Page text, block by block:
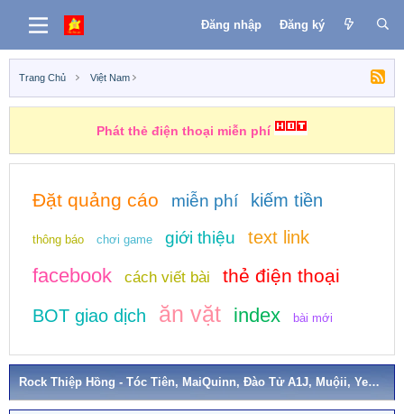
Đăng nhập Đăng ký
Trang Chủ Việt Nam
Phát thẻ điện thoại miễn phí
Những nhiệm vụ kiếm tiền
Đặt quảng cáo miễn phí kiếm tiền
thông báo chơi game giới thiệu text link
facebook cách viết bài thẻ điện thoại
BOT giao dịch ăn vặt index bài mới
Rock Thiệp Hồng - Tóc Tiên, MaiQuinn, Đào Tử A1J, Muộii, Yeolan